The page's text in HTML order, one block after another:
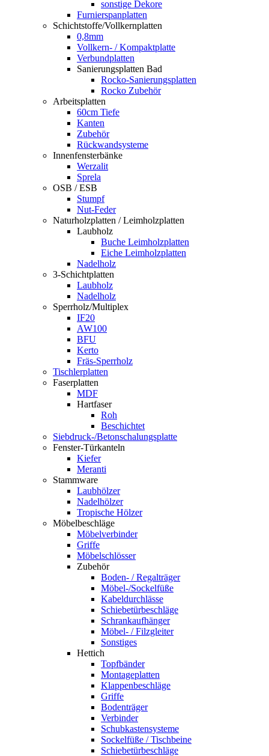
sonstige Dekore
Furnierspanplatten
Schichtstoffe/Vollkernplatten
0,8mm
Vollkern- / Kompaktplatte
Verbundplatten
Sanierungsplatten Bad
Rocko-Sanierungsplatten
Rocko Zubehör
Arbeitsplatten
60cm Tiefe
Kanten
Zubehör
Rückwandsysteme
Innenfensterbänke
Werzalit
Sprela
OSB / ESB
Stumpf
Nut-Feder
Naturholzplatten / Leimholzplatten
Laubholz
Buche Leimholzplatten
Eiche Leimholzplatten
Nadelholz
3-Schichtplatten
Laubholz
Nadelholz
Sperrholz/Multiplex
IF20
AW100
BFU
Kerto
Fräs-Sperrholz
Tischlerplatten
Faserplatten
MDF
Hartfaser
Roh
Beschichtet
Siebdruck-/Betonschalungsplatte
Fenster-Türkanteln
Kiefer
Meranti
Stammware
Laubhölzer
Nadelhölzer
Tropische Hölzer
Möbelbeschläge
Möbelverbinder
Griffe
Möbelschlösser
Zubehör
Boden- / Regalträger
Möbel-/Sockelfüße
Kabeldurchlässe
Schiebetürbeschläge
Schrankaufhänger
Möbel- / Filzgleiter
Sonstiges
Hettich
Topfbänder
Montageplatten
Klappenbeschläge
Griffe
Bodenträger
Verbinder
Schubkastensysteme
Sockelfüße / Tischbeine
Schiebetürbeschläge